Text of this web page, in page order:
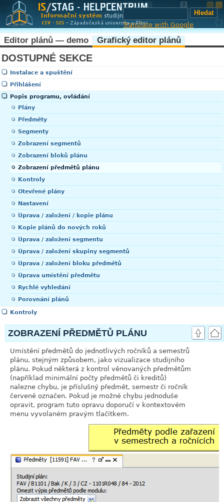
Translate with Google
Editor plánů — demo Grafický editor plánů
DOSTUPNÉ SEKCE
Instalace a spuštění
Přihlášení
Popis programu, ovládání
Plány
Předměty
Segmenty
Zobrazení segmentů
Zobrazení bloků plánu
Zobrazení předmětů plánu
Kontroly
Otevřené plány
Nastavení
Úprava / založení / kopie plánu
Kopie plánů do nových roků
Úprava / založení segmentu
Úprava / založení skupiny segmentů
Úprava / založení bloku předmětů
Úprava umístění předmětu
Rychlé vyhledání
Porovnání plánů
Kontroly
ZOBRAZENÍ PŘEDMĚTŮ PLÁNU
Umístění předmětů do jednotlivých ročníků a semestrů
plánu, stejným způsobem, jako vizualizace studijního
plánu. Pokud některá z kontrol věnovaných předmětům
(například minimální počty předmětů či kreditů)
nalezne chybu, je příslušný předmět, semestr či ročník
červeně označen. Pokud je možné chybu jednoduše
opravit, program tuto opravu doporučí v kontextovém
menu vyvolaném pravým tlačítkem.